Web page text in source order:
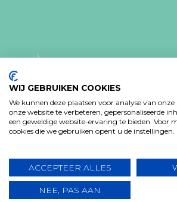
PRIVACY VERKLARING
www.koba.be
WIJ GEBRUIKEN COOKIES
We kunnen deze plaatsen voor analyse van onze
onze website te verbeteren, gepersonaliseerde
een geweldige website-ervaring te bieden. Voor
cookies die we gebruiken opent u de instellingen.
ACCEPTEER ALLES
NEE, PAS AAN